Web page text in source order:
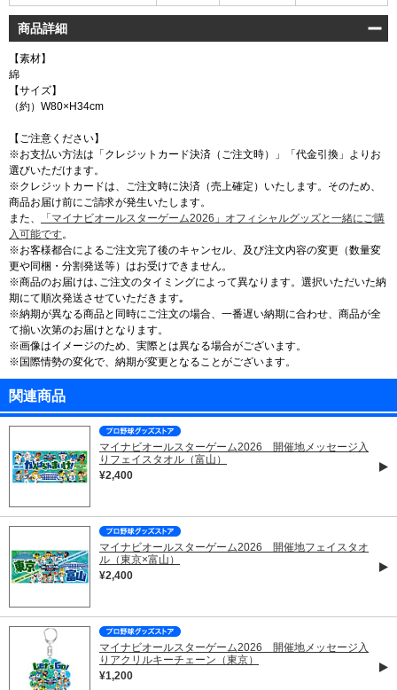
商品詳細
【素材】
綿
【サイズ】
（約）W80×H34cm
【ご注意ください】
※お支払い方法は「クレジットカード決済（ご注文時）」「代金引換」よりお
選びいただけます。
※クレジットカードは、ご注文時に決済（売上確定）いたします。そのため、
商品お届け前にご請求が発生いたします。
また、
「マイナビオールスターゲーム2026」オフィシャルグッズと一緒にご購
入可能です。
※お客様都合によるご注文完了後のキャンセル、及び注文内容の変更（数量変
更や同梱・分割発送等）はお受けできません。
※商品のお届けは､ご注文のタイミングによって異なります。選択いただいた納
期にて順次発送させていただきます｡
※納期が異なる商品と同時にご注文の場合、一番遅い納期に合わせ、商品が全
て揃い次第のお届けとなります。
※画像はイメージのため、実際とは異なる場合がございます。
※国際情勢の変化で、納期が変更となることがございます。
関連商品
マイナビオールスターゲーム2026 開催地メッセージ入
りフェイスタオル（富山）
¥2,400
マイナビオールスターゲーム2026 開催地フェイスタオ
ル（東京×富山）
¥2,400
マイナビオールスターゲーム2026 開催地メッセージ入
りアクリルキーチェーン（東京）
¥1,200